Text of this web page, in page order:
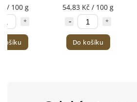
/ 100 g 54,83 Kč / 100 g
Do košíku